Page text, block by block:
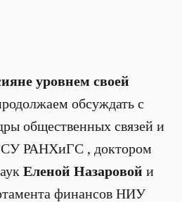
уровнем своей
обсуждать с
общественных связей и
РАНХиГС , доктором
Еленой Назаровой и
финансов НИУ